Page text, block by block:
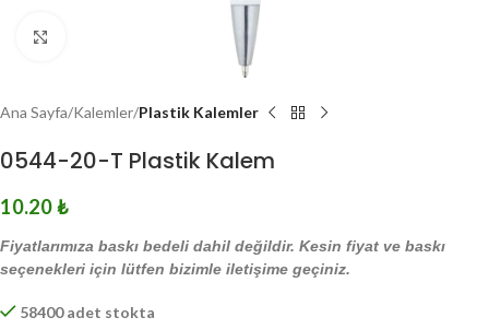
Ana Sayfa Kalemler Plastik Kalemler
0544-20-T Plastik Kalem
10.20₺
Fiyatlarımıza baskı bedeli dahil değildir. Kesin fiyat ve baskı
seçenekleri için lütfen bizimle iletişime geçiniz.
58400 adet stokta